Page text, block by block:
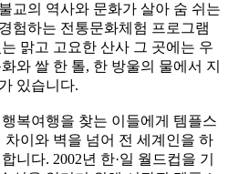
교의 역사와 문화가 살아 숨 쉬는
험하는 전통문화체험 프로그램
맑고 고요한 산사 그 곳에는 우
와 쌀 한 톨, 한 방울의 물에서 지
있습니다.
복여행을 찾는 이들에게 템플스
이와 벽을 넘어 전 세계인을 하
니다. 2002년 한·일 월드컵을 기